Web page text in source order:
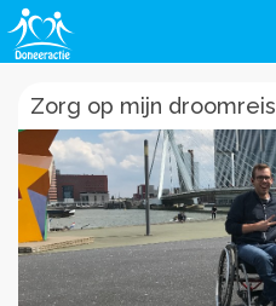
Zorg op mijn droomreis